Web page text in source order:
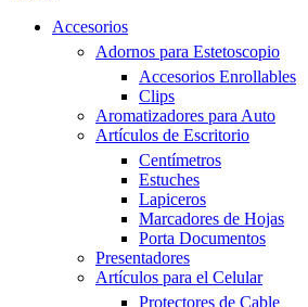
Accesorios
Adornos para Estetoscopio
Accesorios Enrollables
Clips
Aromatizadores para Auto
Artículos de Escritorio
Centímetros
Estuches
Lapiceros
Marcadores de Hojas
Porta Documentos
Presentadores
Artículos para el Celular
Protectores de Cable